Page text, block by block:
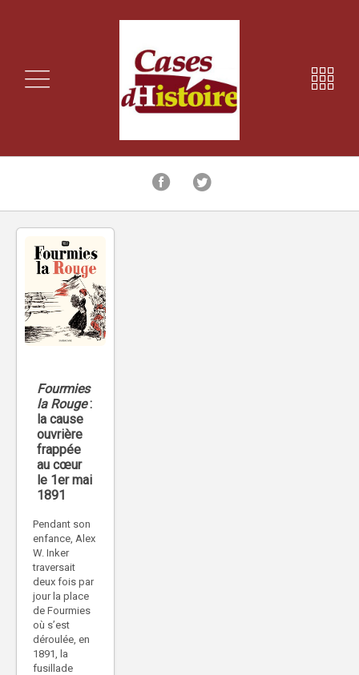
Fourmies
la Rouge:
la cause
ouvrière
frappée
au cœur
le 1er mai
1891
Pendant son
enfance, Alex
W. Inker
traversait
deux fois par
jour la place
de Fourmies
où s’est
déroulée, en
1891, la
fusillade